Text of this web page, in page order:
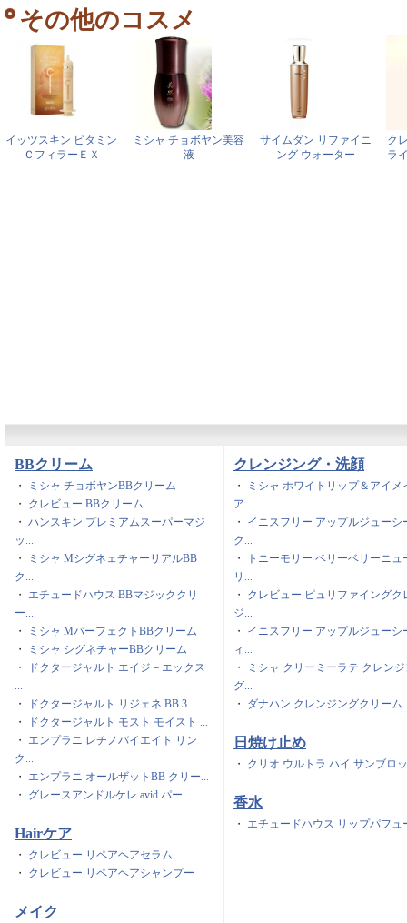
その他のコスメ
イッツスキン ビタミン
ＣフィラーＥＸ
ミシャ チョボヤン美容
液
サイムダン リファイニ
ング ウォーター
ク
ラ
BBクリーム
・
ミシャ チョボヤンBBクリーム
・ クレビュー BBクリーム
・ ハンスキン プレミアムスーパーマジ
ッ...
・
ミシャ MシグネェチャーリアルBB
ク...
・ エチュードハウス BBマジッククリ
ー...
・
ミシャ MパーフェクトBBクリーム
・
ミシャ シグネチャーBBクリーム
・
ドクタージャルト エイジ－エックス
...
・
ドクタージャルト リジェネ BB 3...
・
ドクタージャルト モスト モイスト ...
・ エンプラニ レチノバイエイト リン
ク...
・ エンプラニ オールザットBB クリー...
・ グレースアンドルケレ avid パー...
Hairケア
・ クレビュー リペアヘアセラム
・ クレビュー リペアヘアシャンプー
メイク
クレンジング・洗顔
・
ミシャ ホワイトリップ＆アイメ
ア...
・ イニスフリー アップルジューシ
ク...
・
トニーモリー ベリーベリーニュ
リ...
・ クレビュー ピュリファイングク
ジ...
・ イニスフリー アップルジューシ
ィ...
・
ミシャ クリーミーラテ クレン
グ...
・ ダナハン クレンジングクリーム
日焼け止め
・ クリオ ウルトラ ハイ サンブロ
香水
・ エチュードハウス リップパフュ